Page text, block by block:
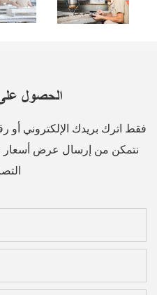
الحصول
فقط اترك بريدك الإلكتروني أو
نتمكن من إرسال عرض أسعار